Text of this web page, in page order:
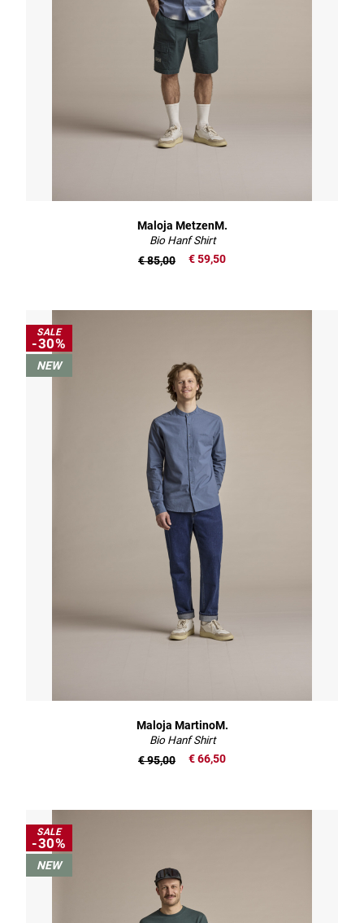
Maloja MetzenM.
Bio Hanf Shirt
€ 59,50
€ 85,00
SALE
-30%
NEW
Maloja MartinoM.
Bio Hanf Shirt
€ 66,50
€ 95,00
SALE
-30%
NEW